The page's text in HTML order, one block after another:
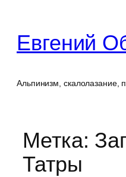
содержимому
Евгений
Альпинизм, скалолазание,
Метка:
Татры